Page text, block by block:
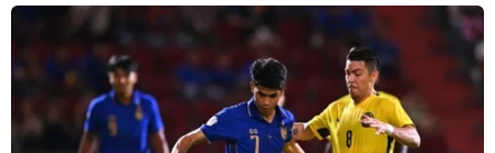
niêm yết tốt nhất Việt Nam
31/05/2016 07:52
Tạp chí Forbes Việt Nam đã công bố danh sách 50
công ty niêm yết tốt nhất trên thị trường chứng khoán